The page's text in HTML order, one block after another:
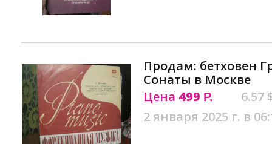
Продам: бетховен
Сонаты в Москве
Цена 499 Р.
6.57
2 января 2025 г. в